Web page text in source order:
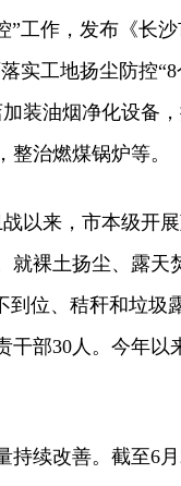
”工作，发布《长
实工地扬尘防控
装油烟净化设备
整治燃煤锅炉等。
来，市本级开展
就裸土扬尘、露
到位、秸秆和垃圾
干部30人。今年以
续改善。截至6月